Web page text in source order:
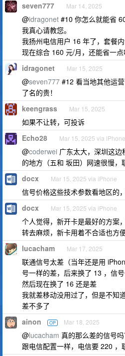
seven777 Mar 14, 2025
@idragonet #10 你怎么就能省
我真心请教您。
我扬州电信用户 16 年了，套餐
现在综合 160 元/月，还能省一点
idragonet Mar 15, 2025
@seven777 #12 看当地其他运
了名的贵！
keengrass Mar 15, 2025
如果不让转，可投诉
Echo28 Mar 15, 2025 via iPhone
@coderwei 广东太大，深圳这
的地方（五和 坂田）网速很慢，
docx Mar 15, 2025 via iPhone
信号价格这些技术参数看地区的
docx Mar 15, 2025 via iPhone
个人觉得，新开卡是最好的方案
转去麻烦，新卡用着不合适也方便
lucacham Mar 17, 2025
联通信号太差（当年还是用
号一样的差，后来换了 13 ，信号
然后现在换了 16 还是差
我就差移动没用过了，但是不知
差不多了
ainon OP Mar 18, 2025
@lucacham 真的那么差的信号
跟电信配置一样，电信要 220